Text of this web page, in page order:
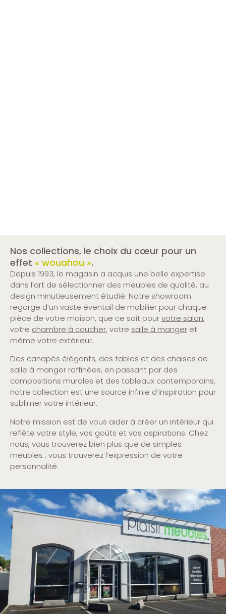
Nos collections, le choix du cœur pour un
effet « wouahou ».
Depuis 1993, le magasin a acquis une belle expertise
dans l’art de sélectionner des meubles de qualité, au
design minutieusement étudié. Notre showroom
regorge d’un vaste éventail de mobilier pour chaque
pièce de votre maison, que ce soit pourvotre salon,
votre chambre à coucher, votre salle à manger et
même votre extérieur.
Des canapés élégants, des tables et des chaises de
salle à manger raffinées, en passant par des
compositions murales et des tableaux contemporains,
notre collection est une source infinie d’inspiration pour
sublimer votre intérieur.
Notre mission est de vous aider à créer un intérieur qui
reflète votre style, vos goûts et vos aspirations. Chez
nous, vous trouverez bien plus que de simples
meubles ; vous trouverez l’expression de votre
personnalité.